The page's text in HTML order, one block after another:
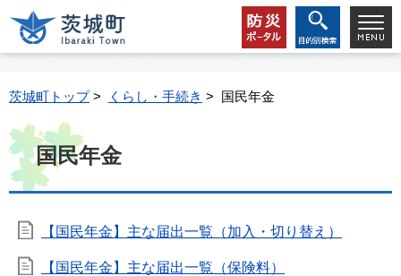
茨城町トップ> くらし・手続き > 国民年金
国民年金
【国民年金】主な届出一覧（加入・切り替え）
【国民年金】主な届出一覧（保険料）